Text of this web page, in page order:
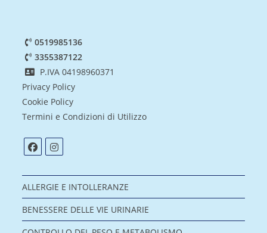
0519985136
3355387122
P.IVA 04198960371
Privacy Policy
Cookie Policy
Termini e Condizioni di Utilizzo
ALLERGIE E INTOLLERANZE
BENESSERE DELLE VIE URINARIE